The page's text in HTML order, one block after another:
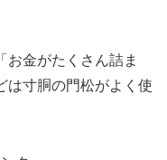
お金がたくさん詰ま
は寸胴の門松がよく使